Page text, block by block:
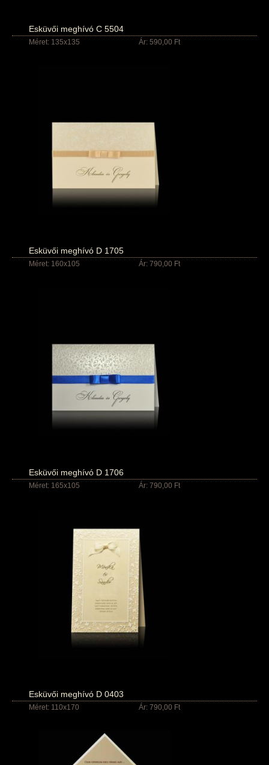
Esküvői meghívó C 5504
Méret: 135x135 Ár: 590,00 Ft
Esküvői meghívó D 1705
Méret: 160x105 Ár: 790,00 Ft
Esküvői meghívó D 1706
Méret: 165x105 Ár: 790,00 Ft
Esküvői meghívó D 0403
Méret: 110x170 Ár: 790,00 Ft